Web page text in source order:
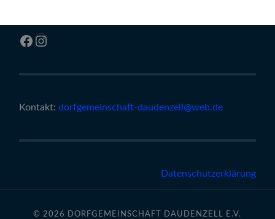
Facebook
Instagram
Kontakt:dorfgemeinschaft-daudenzell@web.de
Datenschutzerklärung
© 2026 DORFGEMEINSCHAFT DAUDENZELL E.V.